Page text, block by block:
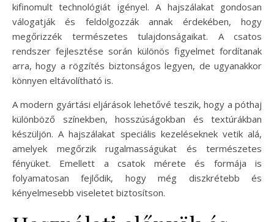
kifinomult technológiát igényel. A hajszálakat gondosan
válogatják és feldolgozzák annak érdekében, hogy
megőrizzék természetes tulajdonságaikat. A csatos
rendszer fejlesztése során különös figyelmet fordítanak
arra, hogy a rögzítés biztonságos legyen, de ugyanakkor
könnyen eltávolítható is.
A modern gyártási eljárások lehetővé teszik, hogy a póthaj
különböző színekben, hosszúságokban és textúrákban
készüljön. A hajszálakat speciális kezeléseknek vetik alá,
amelyek megőrzik rugalmasságukat és természetes
fényüket. Emellett a csatok mérete és formája is
folyamatosan fejlődik, hogy még diszkrétebb és
kényelmesebb viseletet biztosítson.